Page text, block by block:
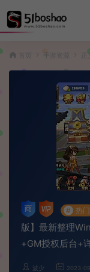
手游资源 正
# 热门
版】最新整理
+GM授权后台+
波少 2023-